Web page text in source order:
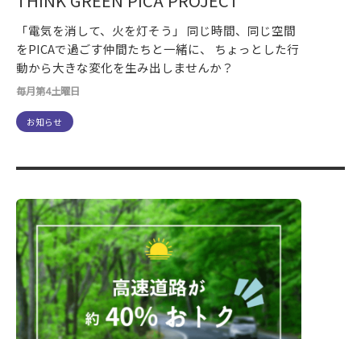
「電気を消して、火を灯そう」 同じ時間、同じ空間
をPICAで過ごす仲間たちと一緒に、 ちょっとした行
動から大きな変化を生み出しませんか？
毎月第4土曜日
お知らせ